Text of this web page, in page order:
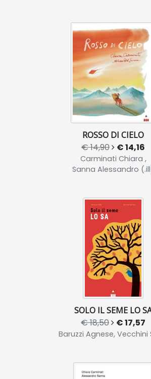
ROSSO DI CIELO
€ 14,90 € 14,16
Carminati Chiara ,
Sanna Alessandro
SOLO IL SEME LO
€ 18,50 € 17,57
Baruzzi Agnese, Vecchini